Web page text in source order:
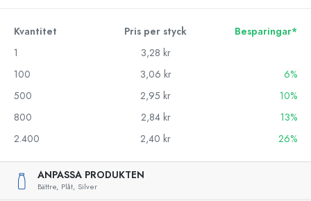
Kvantitet Pris per styck
Besparingar*
1
3,28 kr
100
3,06 kr
6%
500
2,95 kr
10%
800
2,84 kr
13%
2.400
2,40 kr 26%
ANPASSA PRODUKTEN
Bättre, Plåt, Silver